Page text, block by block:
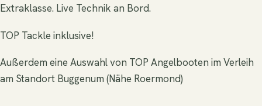
Extraklasse. Live Technik an Bord.
TOP Tackle inklusive!
Außerdem eine Auswahl von TOP Angelbooten im Verleih
am Standort Buggenum (Nähe Roermond)